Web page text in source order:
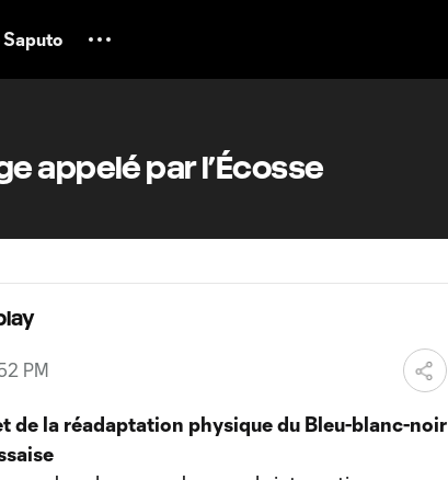
appelé par l’Écosse
PM
de la réadaptation physique du Bleu-blanc-noir